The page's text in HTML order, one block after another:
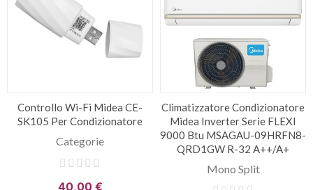
Controllo Wi-Fi Midea CE-
SK105 Per Condizionatore
Categorie
40,00 €
Climatizzatore Condizionatore
Midea Inverter Serie FLEXI
9000 Btu MSAGAU-09HRFN8-
QRD1GW R-32 A++/A+
Mono Split